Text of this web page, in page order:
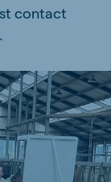
contact